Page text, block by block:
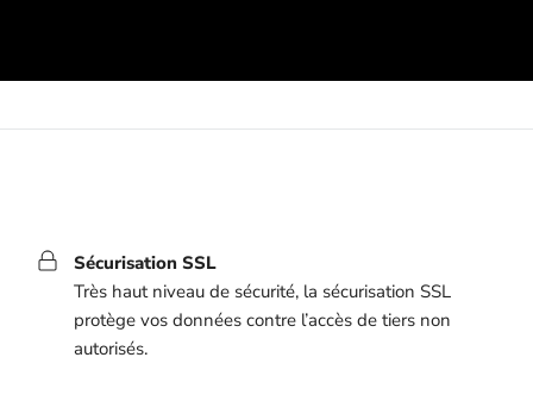
Sécurisation SSL
Très haut niveau de sécurité, la sécurisation SSL
protège vos données contre l’accès de tiers non
autorisés.